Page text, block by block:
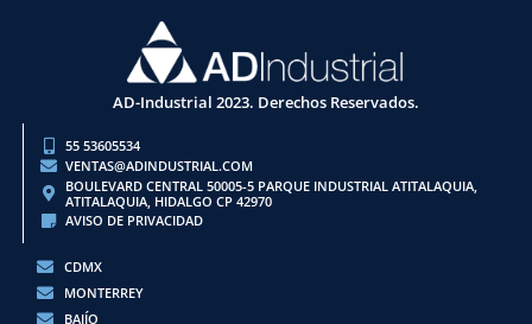
AD-Industrial 2023. Derechos Reservados.
55 53605534
VENTAS@ADINDUSTRIAL.COM
BOULEVARD CENTRAL 50005-5 PARQUE INDUSTRIAL ATITALAQUIA,
ATITALAQUIA, HIDALGO CP 42970
AVISO DE PRIVACIDAD
CDMX
MONTERREY
BAJÍO